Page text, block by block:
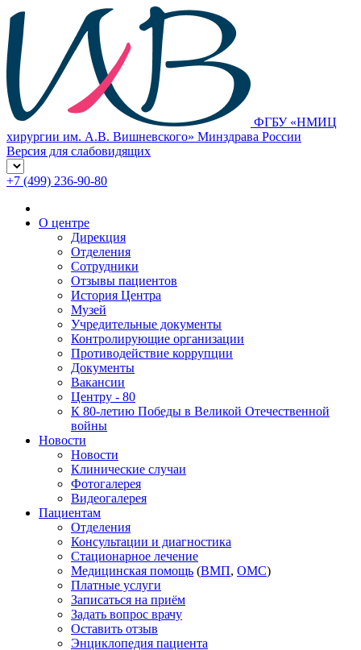
ФГБУ «НМИЦ
хирургии им. А.В. Вишневского» Минздрава России
Версия для слабовидящих
+7 (499) 236-90-80
О центре
Дирекция
Отделения
Сотрудники
Отзывы пациентов
История Центра
Музей
Учредительные документы
Контролирующие организации
Противодействие коррупции
Документы
Вакансии
Центру - 80
К 80-летию Победы в Великой Отечественной
войны
Новости
Новости
Клинические случаи
Фотогалерея
Видеогалерея
Пациентам
Отделения
Консультации и диагностика
Стационарное лечение
Медицинская помощь (ВМП, ОМС)
Платные услуги
Записаться на приём
Задать вопрос врачу
Оставить отзыв
Энциклопедия пациента